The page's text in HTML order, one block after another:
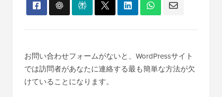
お問い合わせフォームがないと、WordPressサイト
では訪問者があなたに連絡する最も簡単な方法が欠
けていることになります。